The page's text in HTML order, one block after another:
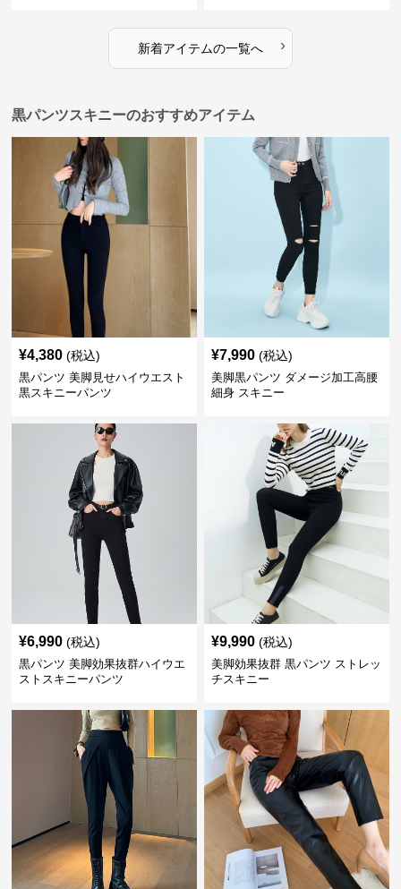
新着アイテムの一覧へ ›
黒パンツスキニーのおすすめアイテム
¥4,380 (税込)
黒パンツ 美脚見せハイウエスト
黒スキニーパンツ
¥7,990 (税込)
美脚黒パンツ ダメージ加工高腰
細身 スキニー
¥6,990 (税込)
黒パンツ 美脚効果抜群ハイウエ
ストスキニーパンツ
¥9,990 (税込)
美脚効果抜群 黒パンツ ストレッ
チスキニー